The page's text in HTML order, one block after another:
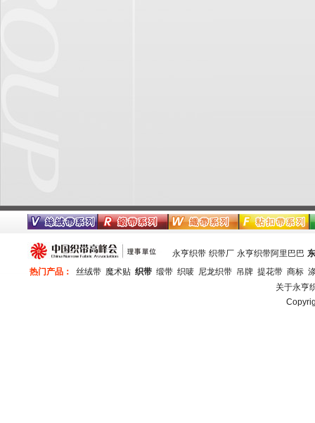
永亨织带 织带厂 永亨织带阿里巴巴
热门产品：
丝绒带 魔术贴 织带 缎带 织唛 尼龙织带 吊牌 提花带 商标
关于永亨